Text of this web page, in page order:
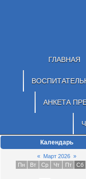
ГЛАВНАЯ
АНКЕТА
Календарь
« Март 2026 »
Пн
Вт Ср Чт Пт Сб